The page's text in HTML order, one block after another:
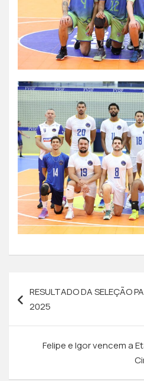
RESULTADO DA SELEÇÃO
2025
Felipe e Igor vencem a